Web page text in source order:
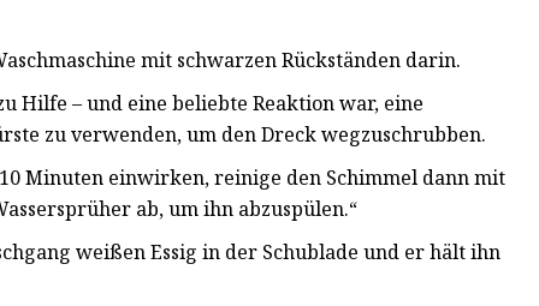
mit schwarzen Rückständen darin.
Hilfe – und eine beliebte Reaktion war, eine
zu verwenden, um den Dreck wegzuschrubben.
Minuten einwirken, reinige den Schimmel dann mit
ab, um ihn abzuspülen.“
weißen Essig in der Schublade und er hält ihn